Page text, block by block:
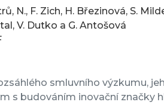
N., F. Zich, H. Březinová, S.
V. Dutko a G. Antošová
smluvního výzkumu,
s budováním inovační značky